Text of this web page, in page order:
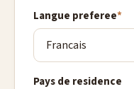
Langue preferee*
Pays de residence